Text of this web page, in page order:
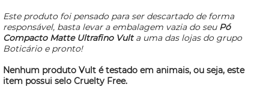
Este produto foi pensado para ser descartado de forma
responsável, basta levar a embalagem vazia do seu Pó
Compacto Matte Ultrafino Vulta uma das lojas do grupo
Boticário e pronto!
Nenhum produto Vult é testado em animais, ou seja, este
item possui selo Cruelty Free.